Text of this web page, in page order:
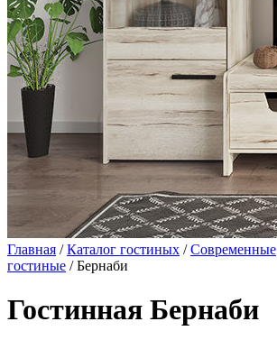
Главная /Каталог гостиных /Современные
гостиные / Бернаби
Гостинная Бернаби